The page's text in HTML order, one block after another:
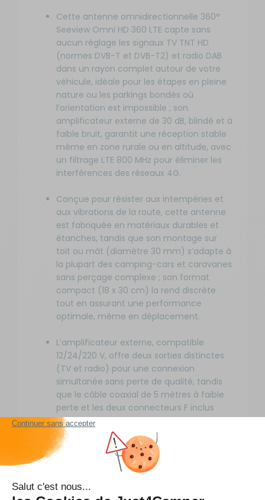
Cette antenne omnidirectionnelle 360°
Seeview Omni HD 360 LTE capte sans
aucun réglage les signaux TV TNT HD
(normes DVB-T et DVB-T2) et radio DAB
dans un rayon complet autour de votre
véhicule, idéale pour les étapes en pleine
nature ou les parkings bondés où
l’orientation est impossible ; son
amplificateur externe de 30 dB, blindé et à
faible bruit, garantit une réception stable
même en zone rurale ou en altitude, avec
un filtrage LTE 800 MHz pour éliminer les
interférences des réseaux 4G.
Conçue pour résister aux intempéries et
aux vibrations de la route, cette antenne
est fabriquée en matériaux durables et
étanches, tandis que son montage sur
toit ou mât (diamètre 30 mm) s’adapte à
la plupart des camping-cars et caravanes
sans perçage complexe ; son format
compact (18 x 30 cm) la rend discrète
tout en assurant une performance
optimale, même en déplacement.
L’amplificateur externe, compatible
12/24/220 V, offre deux sorties distinctes
(TV et radio) pour une connexion
simultanée sans perte de qualité, tandis
que le câble coaxial de 5 mètres à faible
perte et les deux connecteurs F inclus
simplifient l’installation et évitent les
achats supplémentaires en accessoires.
Grâce à son gain élevé de 30 dB et son
filtrage LTE intégré, cette antenne élimine
les perturbations des smartphones et